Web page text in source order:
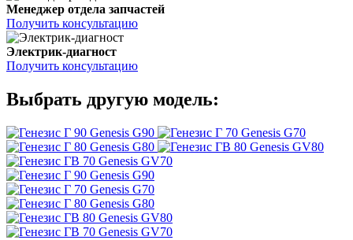
Менеджер отдела запчастей
Получить консультацию
Электрик-диагност
Получить консультацию
Выбрать другую модель:
Genesis G90
Genesis G70
Genesis G80
Genesis GV80
Genesis GV70
Genesis G90
Genesis G70
Genesis G80
Genesis GV80
Genesis GV70